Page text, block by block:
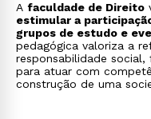
A faculdade de Direito
estimular a
grupos de estudo e
pedagógica valoriza a
responsabilidade
para atuar com
construção de uma